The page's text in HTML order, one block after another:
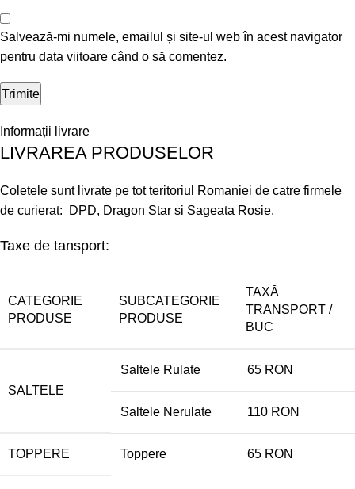
Salvează-mi numele, emailul și site-ul web în acest navigator
pentru data viitoare când o să comentez.
Informații livrare
LIVRAREA PRODUSELOR
Coletele sunt livrate pe tot teritoriul Romaniei de catre firmele
de curierat: DPD, Dragon Star si Sageata Rosie.
Taxe de tansport:
CATEGORIE
PRODUSE
SUBCATEGORIE
PRODUSE
TAXĂ
TRANSPORT /
BUC
SALTELE
Saltele Rulate 65 RON
Saltele Nerulate 110 RON
TOPPERE Toppere 65 RON